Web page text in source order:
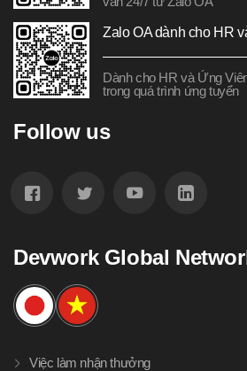
Zalo OA dành cho HR
Dành cho HR và Ứng
trong quá trình ứng tuyển
Follow us
Devwork Global
Việc làm nhận thưởng